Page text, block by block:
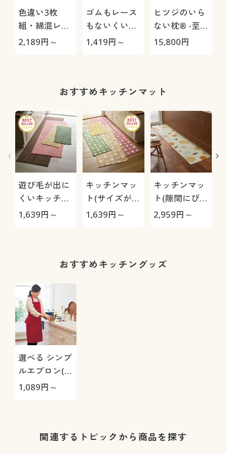
色違い3枚
組・綿混レー
シィショーツ
2,189円～
ゴムもレース
もないくい込
みにくいショ
1,419円～
ヒツジのいら
ない枕® -至
極-
15,800円
おすすめキッチンマット
遊び毛が出に
くいキッチン
マット(ループ
1,639円～
キッチンマッ
ト(サイズが豊
富で踏み心地
1,639円～
キッチンマッ
ト(隙間にぴっ
たり)/抗菌・
2,959円～
おすすめキッチングッズ
選べる シンプ
ルエプロン(乾
きやすくシワ
1,089円～
関連するトピックから商品を探す